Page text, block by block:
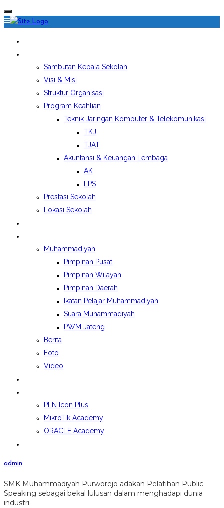
Sambutan Kepala Sekolah
Visi & Misi
Struktur Organisasi
Program Keahlian
Teknik Jaringan Komputer & Telekomunikasi
TKJ
TJAT
Akuntansi & Keuangan Lembaga
AK
LPS
Prestasi Sekolah
Lokasi Sekolah
Muhammadiyah
Pimpinan Pusat
Pimpinan Wilayah
Pimpinan Daerah
Ikatan Pelajar Muhammadiyah
Suara Muhammadiyah
PWM Jateng
Berita
Foto
Video
PLN Icon Plus
MikroTik Academy
ORACLE Academy
admin
SMK Muhammadiyah Purworejo adakan Pelatihan Public
Speaking sebagai bekal lulusan dalam menghadapi dunia
industri